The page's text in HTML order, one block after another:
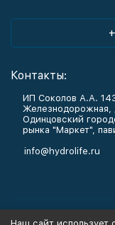
Контакты:
ИП Соколов А.А.
Железнодорожная,
Одинцовский
рынка "Маркет",
info@hydrolife.ru